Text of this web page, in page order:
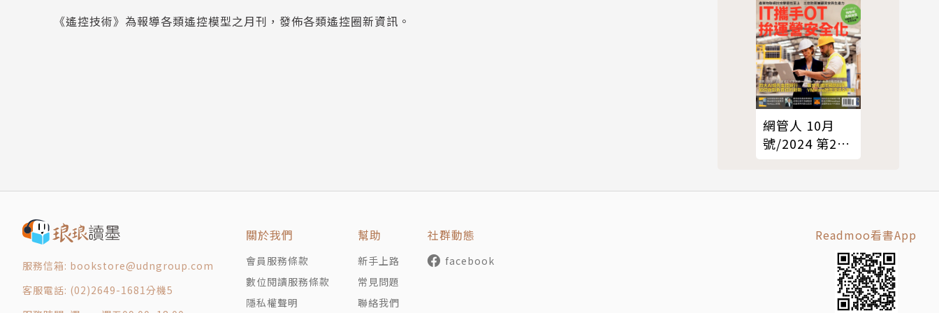
《遙控技術》為報導各類遙控模型之月刊，發佈各類遙控圈新資訊。
網管人 10月
號/2024 第225
服務信箱: bookstore@udngroup.com
客服電話: (02)2649-1681分機5
關於我們
會員服務條款
數位閱讀服務條款
隱私權聲明
幫助
新手上路
常見問題
聯絡我們
社群動態
facebook
Readmoo看書App